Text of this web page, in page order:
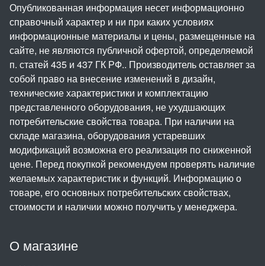
О магазине
Опубликованная информация несет информационно
справочный характер и ни при каких условиях
информационные материалы и цены, размещенные на
сайте, не являются публичной офертой, определяемой
п. статей 435 и 437 ГК РФ.. Производитель оставляет за
собой право на внесение изменений в дизайн,
технические характеристики и комплектацию
представленного оборудования, не ухудшающих
потребительские свойства товара. При наличии на
складе магазина, оборудования устаревших
модификаций возможна его реализация по сниженной
цене. Перед покупкой рекомендуем проверять наличие
желаемых характеристик и функций. Информацию о
товаре, его основных потребительских свойствах,
стоимости и наличии можно получить у менеджера.